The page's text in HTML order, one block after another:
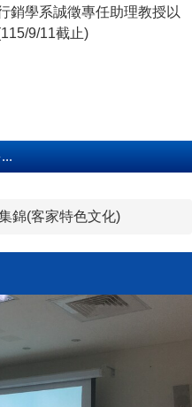
銷學系誠徵專任助理教授以
9/11截止)
錦(客家特色文化)